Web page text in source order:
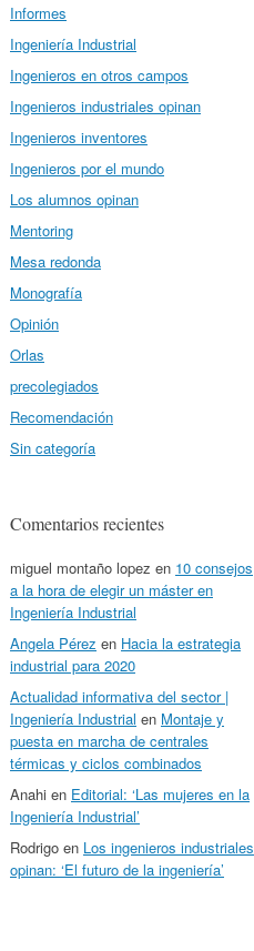
Informes
Ingeniería Industrial
Ingenieros en otros campos
Ingenieros industriales opinan
Ingenieros inventores
Ingenieros por el mundo
Los alumnos opinan
Mentoring
Mesa redonda
Monografía
Opinión
Orlas
precolegiados
Recomendación
Sin categoría
Comentarios recientes
miguel montaño lopez en 10 consejos
a la hora de elegir un máster en
Ingeniería Industrial
Angela Pérez en Hacia la estrategia
industrial para 2020
Actualidad informativa del sector |
Ingeniería Industrial en Montaje y
puesta en marcha de centrales
térmicas y ciclos combinados
Anahi en Editorial: ‘Las mujeres en la
Ingeniería Industrial’
Rodrigo en Los ingenieros industriales
opinan: ‘El futuro de la ingeniería’